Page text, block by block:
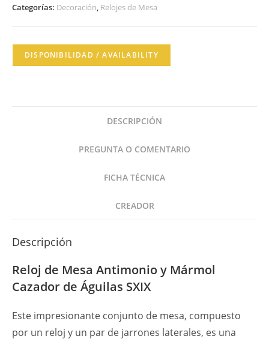
Categorías: Decoración, Relojes de Mesa
DISPONIBILIDAD / AVAILABILITY
DESCRIPCIÓN
PREGUNTA O COMENTARIO
FICHA TÉCNICA
CREADOR
Descripción
Reloj de Mesa Antimonio y Mármol
Cazador de Águilas SXIX
Este impresionante conjunto de mesa, compuesto
por un reloj y un par de jarrones laterales, es una